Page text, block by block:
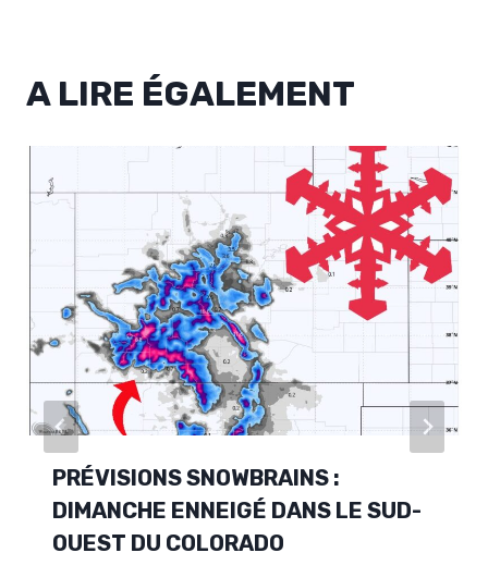
A LIRE ÉGALEMENT
PRÉVISIONS SNOWBRAINS :
DIMANCHE ENNEIGÉ DANS LE SUD-
OUEST DU COLORADO